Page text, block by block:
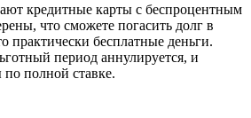
кредитные карты с беспроцентным
что сможете погасить долг в
практически бесплатные деньги.
период аннулируется, и
полной ставке.